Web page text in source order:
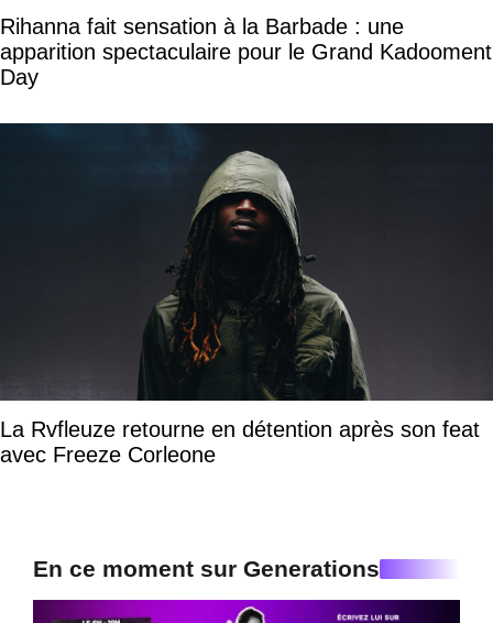
Rihanna fait sensation à la Barbade : une
apparition spectaculaire pour le Grand Kadooment
Day
La Rvfleuze retourne en détention après son feat
avec Freeze Corleone
En ce moment sur Generations